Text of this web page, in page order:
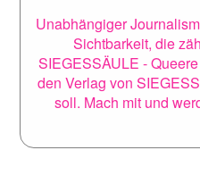
Unabhängiger
Sichtbarkeit, die
SIEGESSÄULE -
den Verlag von
soll. Mach mit und